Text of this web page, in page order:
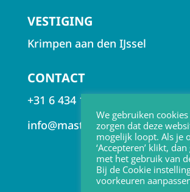
VESTIGING
Krimpen aan den IJssel
CONTACT
+31 6 434 155 99
info@mastenbroekmzm.nl
We gebruiken
zorgen dat deze
mogelijk loopt. Als je
‘Accepteren’ klikt,
met het gebruik van
Bij de Cookie
voorkeuren